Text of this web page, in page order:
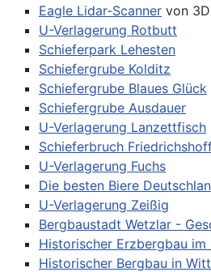
Eagle Lidar-Scanner von
U-Verlagerung Rotbutt
Schieferpark Lehesten
Schiefergrube Kolditz
Schiefergrube Blaues Glück
Schiefergrube Ausdauer
U-Verlagerung Lanzettfisch
Schieferbruch
U-Verlagerung Fuchs
Die besten Biere
U-Verlagerung Zeißig
Bergbaustadt Wetzlar -
Historischer Erzbergbau im
Historischer Bergbau in